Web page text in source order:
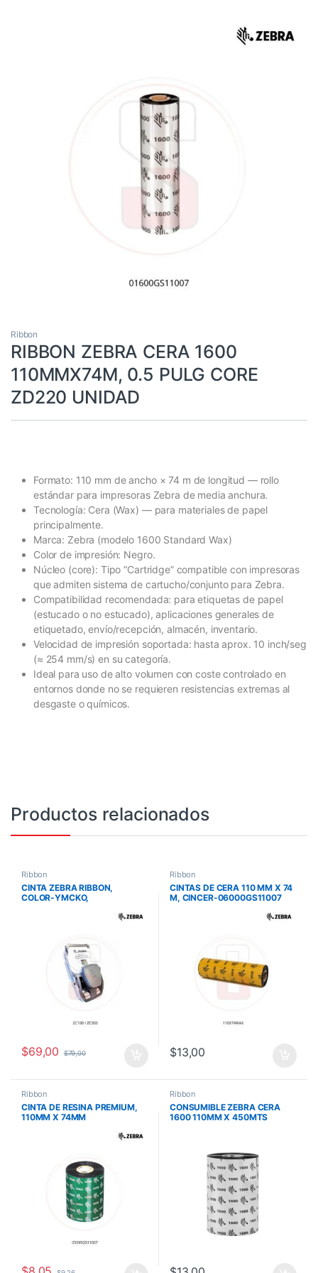
Ribbon
RIBBON ZEBRA CERA 1600
110MMX74M, 0.5 PULG CORE
ZD220 UNIDAD
Formato: 110 mm de ancho × 74 m de longitud — rollo
estándar para impresoras Zebra de media anchura.
Tecnología: Cera (Wax) — para materiales de papel
principalmente.
Marca: Zebra (modelo 1600 Standard Wax)
Color de impresión: Negro.
Núcleo (core): Tipo “Cartridge” compatible con impresoras
que admiten sistema de cartucho/conjunto para Zebra.
Compatibilidad recomendada: para etiquetas de papel
(estucado o no estucado), aplicaciones generales de
etiquetado, envío/recepción, almacén, inventario.
Velocidad de impresión soportada: hasta aprox. 10 inch/seg
(≈ 254 mm/s) en su categoría.
Ideal para uso de alto volumen con coste controlado en
entornos donde no se requieren resistencias extremas al
desgaste o químicos.
Productos relacionados
Ribbon
CINTA ZEBRA RIBBON,
COLOR-YMCKO,
$69,00 $79,00
Ribbon
CINTAS DE CERA 110 MM X 74
M, CINCER-06000GS11007
$13,00
Ribbon
CINTA DE RESINA PREMIUM,
110MM X 74MM
Ribbon
CONSUMIBLE ZEBRA CERA
1600 110MM X 450MTS